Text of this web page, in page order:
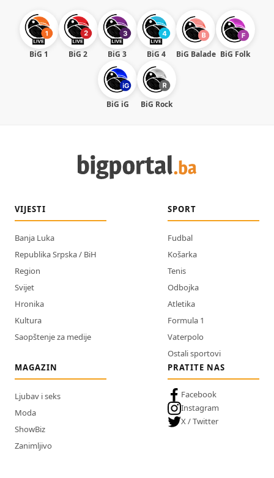
BiG 1 BiG 2 BiG 3 BiG 4 BiG Balade BiG Folk
BiG iG BiG Rock
VIJESTI
Banja Luka
Republika Srpska / BiH
Region
Svijet
Hronika
Kultura
Saopštenje za medije
SPORT
Fudbal
Košarka
Tenis
Odbojka
Atletika
Formula 1
Vaterpolo
Ostali sportovi
MAGAZIN
Ljubav i seks
Moda
ShowBiz
Zanimljivo
PRATITE NAS
Facebook
Instagram
X / Twitter